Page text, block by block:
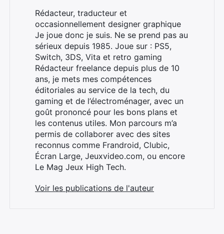
Rédacteur, traducteur et
occasionnellement designer graphique
Je joue donc je suis. Ne se prend pas au
sérieux depuis 1985. Joue sur : PS5,
Switch, 3DS, Vita et retro gaming
Rédacteur freelance depuis plus de 10
ans, je mets mes compétences
éditoriales au service de la tech, du
gaming et de l’électroménager, avec un
goût prononcé pour les bons plans et
les contenus utiles. Mon parcours m’a
permis de collaborer avec des sites
reconnus comme Frandroid, Clubic,
Écran Large, Jeuxvideo.com, ou encore
Le Mag Jeux High Tech.
Voir les publications de l'auteur
Rechercher
: